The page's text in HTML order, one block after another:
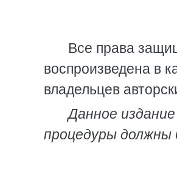
Все права
воспроизведена в
владельцев
Данное
процедуры должны